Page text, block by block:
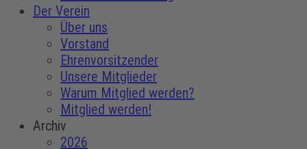
Der Verein
Über uns
Vorstand
Ehrenvorsitzender
Unsere Mitglieder
Warum Mitglied werden?
Mitglied werden!
Archiv
2026